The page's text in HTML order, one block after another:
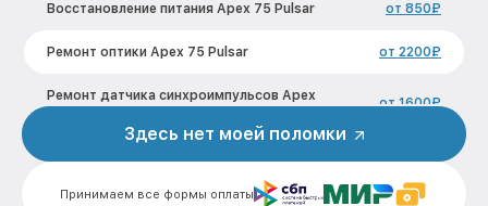
Восстановление питания Apex 75 Pulsar от 850₽
Ремонт оптики Apex 75 Pulsar от 2200₽
Ремонт датчика синхроимпульсов Apex
75 Pulsar
от 1600₽
от 900₽
Принимаем все формы оплаты
Здесь нет моей поломки